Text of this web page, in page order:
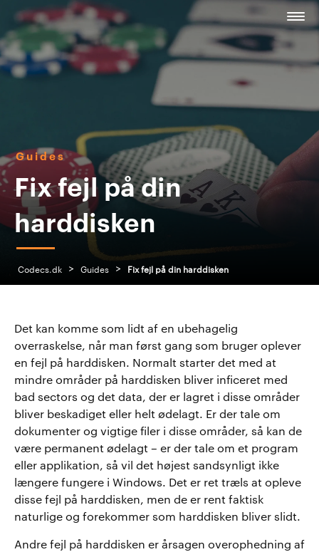
Guides
Fix fejl på din
harddisken
Codecs.dk > Guides > Fix fejl på din harddisken
Det kan komme som lidt af en ubehagelig
overraskelse, når man først gang som bruger oplever
en fejl på harddisken. Normalt starter det med at
mindre områder på harddisken bliver inficeret med
bad sectors og det data, der er lagret i disse områder
bliver beskadiget eller helt ødelagt. Er der tale om
dokumenter og vigtige filer i disse områder, så kan de
være permanent ødelagt – er der tale om et program
eller applikation, så vil det højest sandsynligt ikke
længere fungere i Windows. Det er ret træls at opleve
disse fejl på harddisken, men de er rent faktisk
naturlige og forekommer som harddisken bliver slidt.
Andre fejl på harddisken er årsagen overophedning af